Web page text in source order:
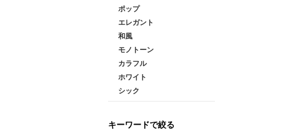
ポップ
エレガント
和風
モノトーン
カラフル
ホワイト
シック
キーワードで絞る